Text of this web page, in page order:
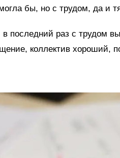
бы, но с трудом, да и
в последний раз с трудом
коллектив хороший,